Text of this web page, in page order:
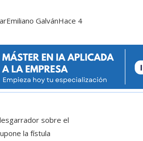
Emiliano GalvánHace 4
sobre el
la fístula